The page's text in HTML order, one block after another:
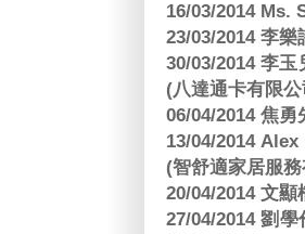
16/03/2014 Ms.
23/03/2014 李
30/03/2014 李
(八達通卡有限
06/04/2014 焦
13/04/2014
(智舒適家居服
20/04/2014 文
27/04/2014 劉